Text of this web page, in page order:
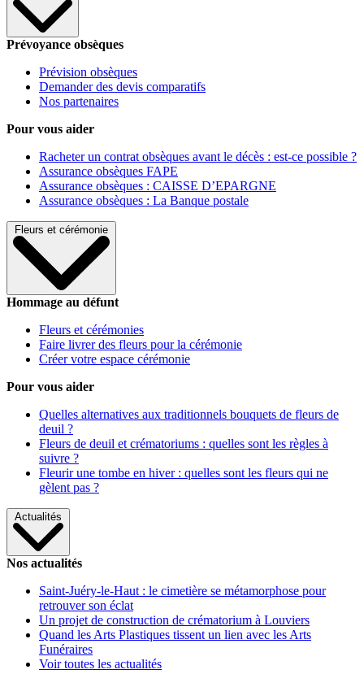
Prévoyance obsèques
Prévision obsèques
Demander des devis comparatifs
Nos partenaires
Pour vous aider
Racheter un contrat obsèques avant le décès : est-ce possible ?
Assurance obsèques FAPE
Assurance obsèques : CAISSE D’EPARGNE
Assurance obsèques : La Banque postale
Fleurs et cérémonie
Hommage au défunt
Fleurs et cérémonies
Faire livrer des fleurs pour la cérémonie
Créer votre espace cérémonie
Pour vous aider
Quelles alternatives aux traditionnels bouquets de fleurs de
deuil ?
Fleurs de deuil et crématoriums : quelles sont les règles à
suivre ?
Fleurir une tombe en hiver : quelles sont les fleurs qui ne
gèlent pas ?
Actualités
Nos actualités
Saint-Juéry-le-Haut : le cimetière se métamorphose pour
retrouver son éclat
Un projet de construction de crématorium à Louviers
Quand les Arts Plastiques tissent un lien avec les Arts
Funéraires
Voir toutes les actualités